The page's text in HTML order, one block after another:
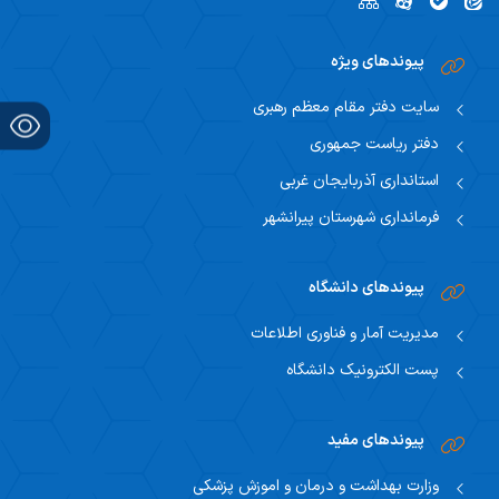
رسیدگی
امین اموال
کارپردازی
بایگانی امور مالی
امور قراردادها
پیوندهای ویژه
سایت دفتر مقام معظم رهبری
دفتر ریاست جمهوری
استانداری آذربایجان غربی
فرمانداری شهرستان پیرانشهر
پیوندهای دانشگاه
مدیریت آمار و فناوری اطلاعات
پست الکترونیک دانشگاه
پیوندهای مفید
وزارت بهداشت و درمان و اموزش پزشکی